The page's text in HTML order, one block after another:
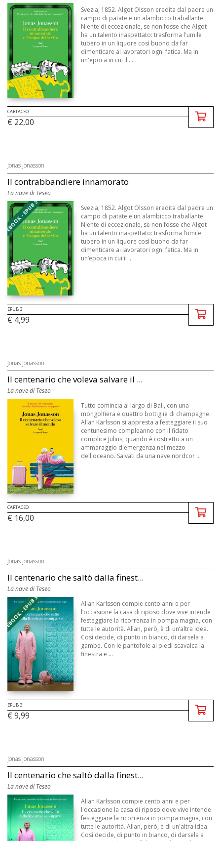
Svezia, 1852. Algot Olsson eredita dal padre un
campo di patate e un alambicco traballante.
Niente di eccezionale, se non fosse che Algot
ha un talento inaspettato: trasforma l'umile
tubero in un liquore così buono da far
dimenticare ai lavoratori ogni fatica. Ma in
un'epoca in cui il ...
CARTACEO
€ 22,00
Jonas Jonasson
Il contrabbandiere innamorato
La nave di Teseo
EBOOK - EPUB 3
Svezia, 1852. Algot Olsson eredita dal padre un
campo di patate e un alambicco traballante.
Niente di eccezionale, se non fosse che Algot
ha un talento inaspettato: trasforma l’umile
tubero in un liquore così buono da far
dimenticare ai lavoratori ogni fatica. Ma in
un’epoca in cui il ...
EPUB 3
€ 4,99
Jonas Jonasson
Il centenario che voleva salvare il ...
La nave di Teseo
Tutto comincia al largo di Bali, con una
mongolfiera e quattro bottiglie di champagne.
Allan Karlsson si appresta a festeggiare il suo
centunesimo compleanno con il fidato
complice Julius, quando è costretto a un
ammaraggio d'emergenza nel mezzo
dell'oceano. Salvati da una nave nordcor ...
CARTACEO
€ 16,00
Jonas Jonasson
Il centenario che saltò dalla finest...
La nave di Teseo
EBOOK - EPUB 3
Allan Karlsson compie cento anni e per
l’occasione la casa di riposo dove vive intende
festeggiare la ricorrenza in pompa magna, con
tutte le autorità. Allan, però, è di un’altra idea.
Così decide, di punto in bianco, di darsela a
gambe. Con le pantofole ai piedi scavalca la
finestra e ...
EPUB 3
€ 9,99
Jonas Jonasson
Il centenario che saltò dalla finest...
La nave di Teseo
Allan Karlsson compie cento anni e per
l'occasione la casa di riposo dove vive intende
festeggiare la ricorrenza in pompa magna, con
tutte le autorità. Allan, però, è di un'altra idea.
Così decide, di punto in bianco, di darsela a